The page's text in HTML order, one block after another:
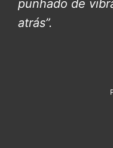
punhado de
atrás”.